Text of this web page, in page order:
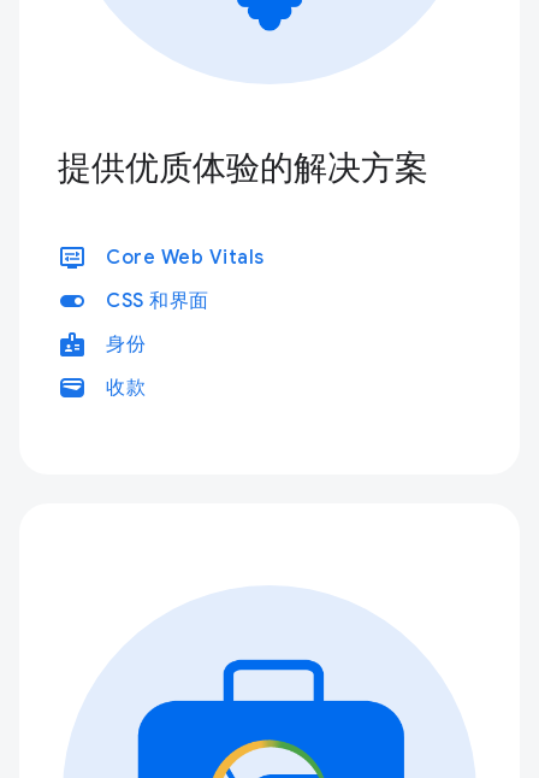
提供优质体验的解决方案
display_settings Core Web Vitals
toggle_on CSS 和界面
badge 身份
wallet 收款